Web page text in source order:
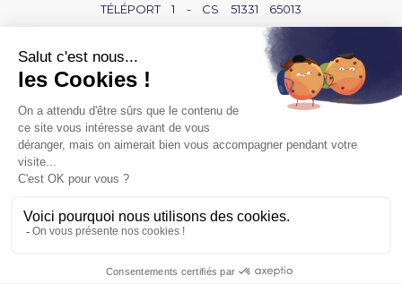
TÉLÉPORT 1 - CS 51331 65013
NOUS CONTACTER
BAISSE D'AUDITION ?
SOURD OU MALENTENDANT ?
POLITIQUE DE CONFIDENTIALITÉ
MENTIONS LÉGALES ACCÈS PRIVÉ